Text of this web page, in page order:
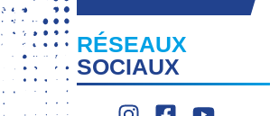
RÉSEAUX
SOCIAUX